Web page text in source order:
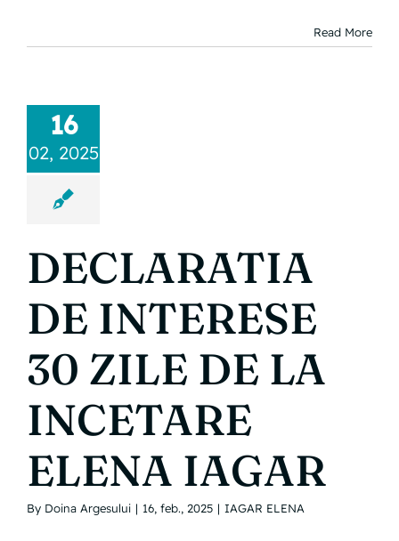
Read More
16
02, 2025
DECLARATIA
DE INTERESE
30 ZILE DE LA
INCETARE
ELENA IAGAR
By Doina Argesului | 16, feb., 2025 | IAGAR ELENA